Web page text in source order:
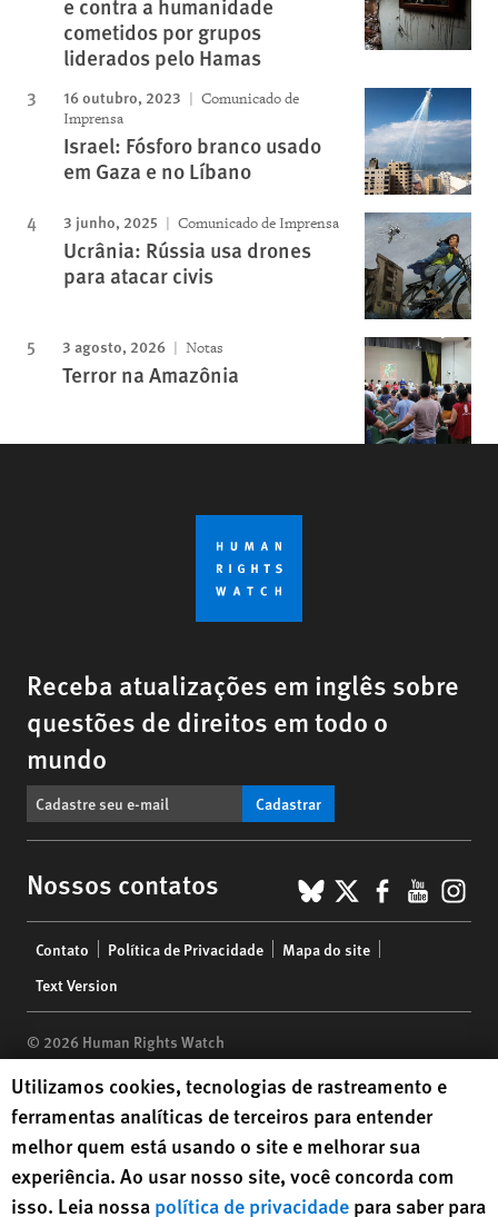
e contra a humanidade
cometidos por grupos
liderados pelo Hamas
16 outubro, 2023
Comunicado de
Imprensa
Israel: Fósforo branco usado
em Gaza e no Líbano
3 junho, 2025 Comunicado de Imprensa
Ucrânia: Rússia usa drones
para atacar civis
3 agosto, 2026 Notas
Terror na Amazônia
Receba atualizações em inglês sobre
questões de direitos em todo o
mundo
Cadastrar
Nossos contatos BlueSky
X
menu
Contato Política de Privacidade
Mapa do site
Text Version
© 2026 Human Rights Watch
Human Rights Watch| 350 Fifth Avenue, 34th Floor | New York,
10118-3299USA|t1.212.290.4700
Human Rights Watch is a 501(C)(3) nonprofit registered in the US
under EIN: 13-2875808
Human Rights Watch cookie preferences
Utilizamos cookies, tecnologias de rastreamento e
ferramentas analíticas de terceiros para entender
melhor quem está usando o site e melhorar sua
experiência. Ao usar nosso site, você concorda com
isso. Leia nossa política de privacidade para saber para